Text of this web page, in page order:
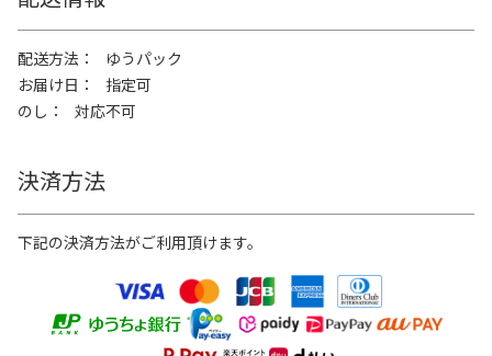
配送方法
ゆうパック
お届け日
指定可
のし
対応不可
決済方法
下記の決済方法がご利用頂けます。